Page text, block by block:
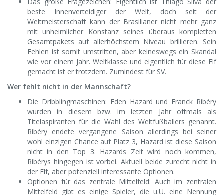
beste Innenverteidiger der Welt, doch seit der
Weltmeisterschaft kann der Brasilianer nicht mehr ganz
mit unheimlicher Konstanz seines überaus kompletten
Gesamtpakets auf allerhöchstem Niveau brillieren. Sein
Fehlen ist somit umstritten, aber keineswegs ein Skandal
wie vor einem Jahr. Weltklasse und eigentlich für diese Elf
gemacht ist er trotzdem. Zumindest für SV.
Wer fehlt nicht in der Mannschaft?
Die Dribblingmaschinen: Eden Hazard und Franck Ribéry
wurden in diesem bzw. im letzten Jahr oftmals als
Titelaspiranten für die Wahl des Weltfußballers genannt.
Ribéry endete vergangene Saison allerdings bei seiner
wohl einzigen Chance auf Platz 3, Hazard ist diese Saison
nicht in den Top 3. Hazards Zeit wird noch kommen,
Ribérys hingegen ist vorbei. Aktuell beide zurecht nicht in
der Elf, aber potenziell interessante Optionen.
Optionen für das zentrale Mittelfeld: Auch im zentralen
Mittelfeld gibt es einige Spieler, die u.U. eine Nennung